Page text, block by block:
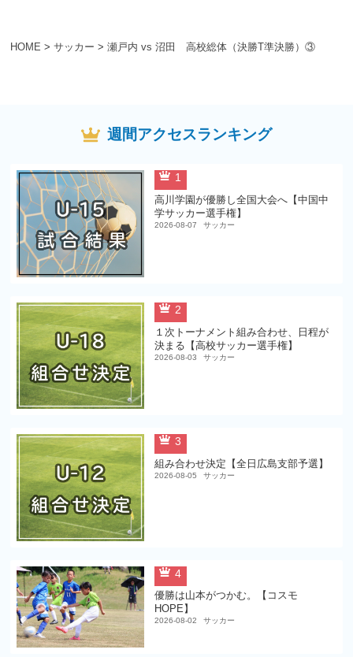
HOME > サッカー > 瀬戸内 vs 沼田 高校総体（決勝T準決勝）③
週間アクセスランキング
1
高川学園が優勝し全国大会へ【中国中
学サッカー選手権】
2026-08-07 サッカー
2
１次トーナメント組み合わせ、日程が
決まる【高校サッカー選手権】
2026-08-03 サッカー
3
組み合わせ決定【全日広島支部予選】
2026-08-05 サッカー
4
優勝は山本がつかむ。【コスモ
HOPE】
2026-08-02 サッカー